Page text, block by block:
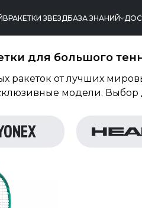
РАКЕТКИ ЗВЕЗДБАЗА ЗНАНИЙ
для большого
ракеток от лучших
модели. Выбор